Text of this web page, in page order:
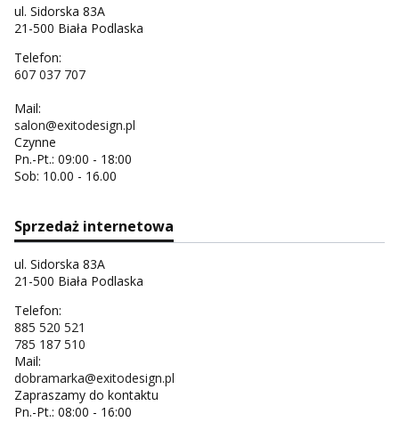
ul. Sidorska 83A
21-500 Biała Podlaska
Telefon:
607 037 707
Mail:
salon@exitodesign.pl
Czynne
Pn.-Pt.: 09:00 - 18:00
Sob: 10.00 - 16.00
Sprzedaż internetowa
ul. Sidorska 83A
21-500 Biała Podlaska
Telefon:
885 520 521
785 187 510
Mail:
dobramarka@exitodesign.pl
Zapraszamy do kontaktu
Pn.-Pt.: 08:00 - 16:00